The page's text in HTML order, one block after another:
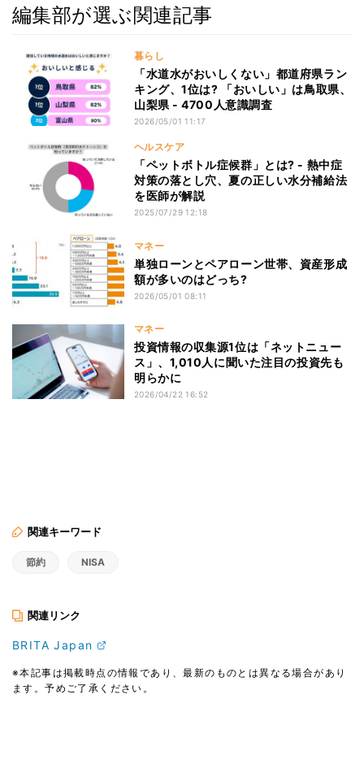
編集部が選ぶ関連記事
暮らし
「水道水がおいしくない」都道府県ラン
キング、1位は? 「おいしい」は鳥取県、
山梨県 - 4700人意識調査
2026/05/01 11:17
ヘルスケア
「ペットボトル症候群」とは? - 熱中症
対策の落とし穴、夏の正しい水分補給法
を医師が解説
2025/07/29 12:18
マネー
単独ローンとペアローン世帯、資産形成
額が多いのはどっち?
2026/05/01 08:11
マネー
投資情報の収集源1位は「ネットニュー
ス」、1,010人に聞いた注目の投資先も
明らかに
2026/04/22 16:52
関連キーワード
節約 NISA
関連リンク
BRITA Japan
※本記事は掲載時点の情報であり、最新のものとは異なる場合があり
ます。予めご了承ください。